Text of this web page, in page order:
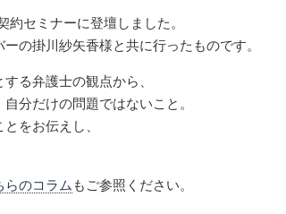
セミナーに登壇しました。
の掛川紗矢香様と共に行ったものです。
る弁護士の観点から、
分だけの問題ではないこと。
をお伝えし、
らのコラム もご参照ください。